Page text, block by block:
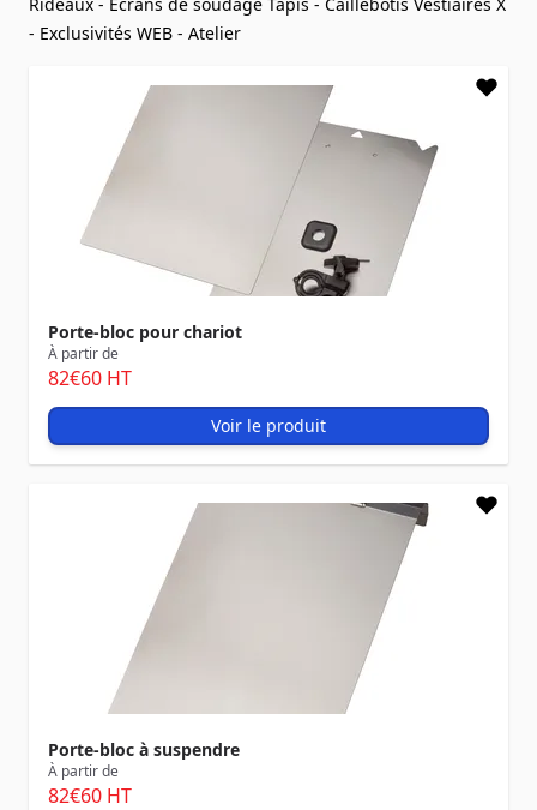
- Exclusivités WEB - Atelier
Porte-bloc pour chariot
À partir de
82€60 HT
Voir le produit
Porte-bloc à suspendre
À partir de
82€60 HT